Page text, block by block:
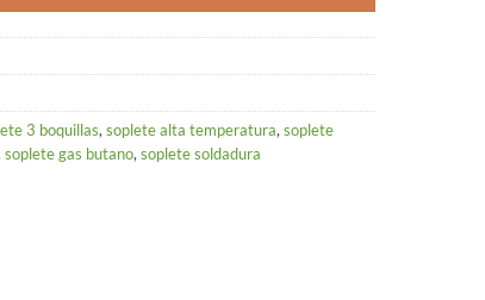
3 boquillas, soplete alta temperatura, soplete
soplete gas butano, soplete soldadura